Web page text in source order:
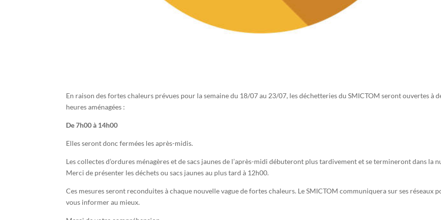
En raison des fortes chaleurs prévues pour la semaine du 18/07 au 23/07, les déchetteries du SMICTOM seront ouvertes à
heures aménagées :
De 7h00 à 14h00
Elles seront donc fermées les après-midis.
Les collectes d’ordures ménagères et de sacs jaunes de l’après-midi débuteront plus tardivement et se termineront dans la
Merci de présenter les déchets ou sacs jaunes au plus tard à 12h00.
Ces mesures seront reconduites à chaque nouvelle vague de fortes chaleurs. Le SMICTOM communiquera sur ses réseaux
vous informer au mieux.